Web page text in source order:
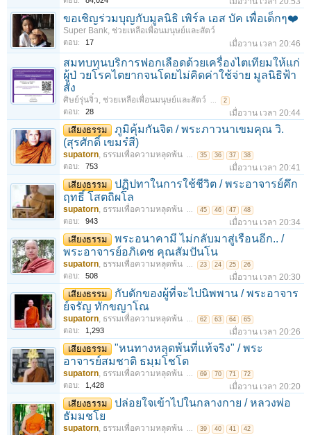
ขอเชิญร่วมบุญกับมูลนิธิ เพิร์ล เอส บัค เพื่อเด็กๆ❤️
Super Bank, ช่วยเหลือเพื่อนมนุษย์และสัตว์
ตอบ: 17 เมื่อวาน เวลา 20:46
สมทบทุนบริการฟอกเลือดด้วยเครื่องไตเทียมให้แก่
ผู้ป่ วยโรคไตยากจนโดยไม่คิดค่าใช้จ่าย มูลนิธิฟ้า
สั่ง
ศิษย์รุ่นจิ๋ว, ช่วยเหลือเพื่อนมนุษย์และสัตว์ ... 2
ตอบ: 28 เมื่อวาน เวลา 20:44
เสียงธรรม
ภูมิคุ้มกันจิต / พระภาวนาเขมคุณ วิ.
(สุรศักดิ์ เขมรํสี)
supatorn, ธรรมเพื่อความหลุดพ้น ... 35 36 37 38
ตอบ: 753 เมื่อวาน เวลา 20:41
เสียงธรรม
ปฏิปทาในการใช้ชีวิต / พระอาจารย์คึก
ฤทธิ์ โสตถิผโล
supatorn, ธรรมเพื่อความหลุดพ้น ... 45 46 47 48
ตอบ: 943 เมื่อวาน เวลา 20:34
เสียงธรรม
พระอนาคามี ไม่กลับมาสู่เรือนอีก.. /
พระอาจารย์อภิเดช คุณสัมปันโน
supatorn, ธรรมเพื่อความหลุดพ้น ... 23 24 25 26
ตอบ: 508 เมื่อวาน เวลา 20:30
เสียงธรรม
กับดักของผู้ที่จะไปนิพพาน / พระอาจาร
ย์จรัญ ทักขญาโณ
supatorn, ธรรมเพื่อความหลุดพ้น ... 62 63 64 65
ตอบ: 1,293 เมื่อวาน เวลา 20:26
เสียงธรรม
"หนทางหลุดพ้นที่แท้จริง" / พระ
อาจารย์สมชาติ ธมฺมโชโต
supatorn, ธรรมเพื่อความหลุดพ้น ... 69 70 71 72
ตอบ: 1,428 เมื่อวาน เวลา 20:20
เสียงธรรม
ปล่อยใจเข้าไปในกลางกาย / หลวงพ่อ
ธัมมชโย
supatorn, ธรรมเพื่อความหลุดพ้น ... 39 40 41 42
1 2 3 4 5 6 → 10 ถัดไป >